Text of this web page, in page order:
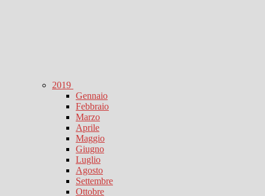
2019
Gennaio
Febbraio
Marzo
Aprile
Maggio
Giugno
Luglio
Agosto
Settembre
Ottobre